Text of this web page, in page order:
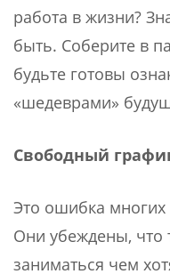
работа в жизни?
быть. Соберите в
будьте готовы
«шедеврами»
Свободный
Это ошибка
Они убеждены, что
заниматься чем